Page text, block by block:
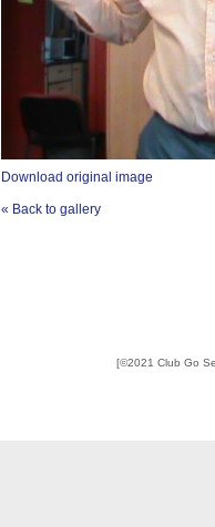
Download original image
« Back to gallery
[©2021 Club Go